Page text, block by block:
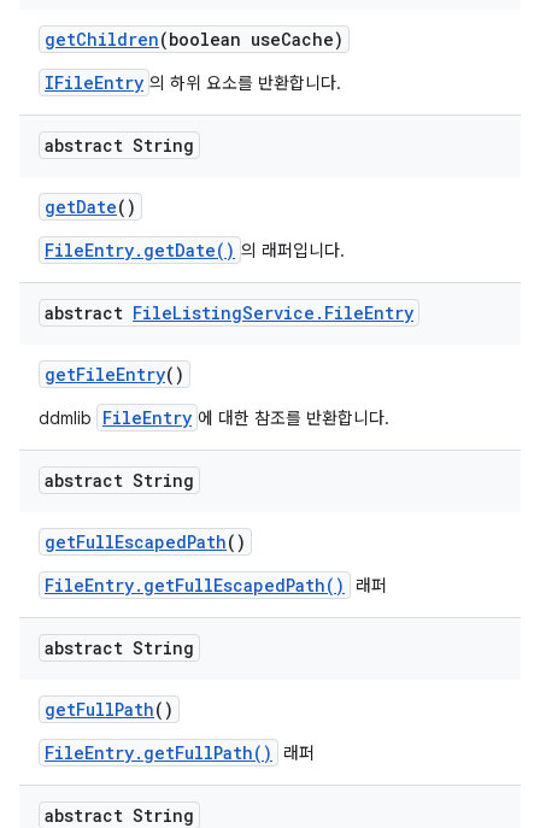
getChildren(boolean useCache)
IFileEntry 의 하위 요소를 반환합니다.
abstract String
getDate()
FileEntry.getDate() 의 래퍼입니다.
abstract FileListingService . FileEntry
getFileEntry()
ddmlib FileEntry 에 대한 참조를 반환합니다.
abstract String
getFullEscapedPath()
FileEntry.getFullEscapedPath()
래퍼
abstract String
getFullPath()
FileEntry.getFullPath()
래퍼
abstract String